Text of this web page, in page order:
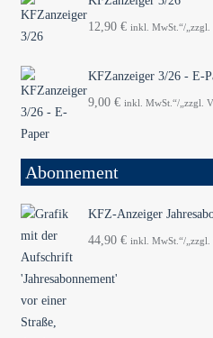
12,90 € inkl. MwSt.“/„zzgl.
KFZanzeiger 3/26 - E-
9,00 € inkl. MwSt.“/„zzgl.
Abonnement
KFZ-Anzeiger
44,90 € inkl. MwSt.“/„zzgl.